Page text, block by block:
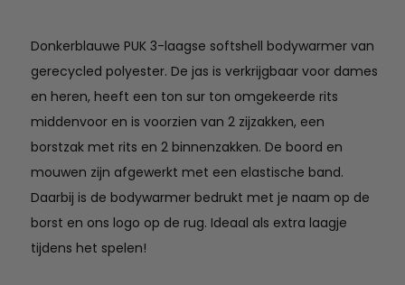
Donkerblauwe PUK 3-laagse softshell bodywarmer van
gerecycled polyester. De jas is verkrijgbaar voor dames
en heren, heeft een ton sur ton omgekeerde rits
middenvoor en is voorzien van 2 zijzakken, een
borstzak met rits en 2 binnenzakken. De boord en
mouwen zijn afgewerkt met een elastische band.
Daarbij is de bodywarmer bedrukt met je naam op de
borst en ons logo op de rug. Ideaal als extra laagje
tijdens het spelen!